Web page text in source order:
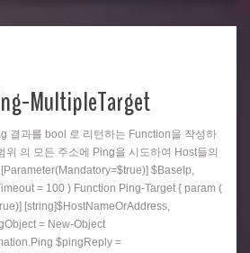
MultipleTarget
결과를 bool 로 리턴하는 Function을 작성하
위 의 모든 주소에 Ping을 시도하여 Host들의
$BaseIp,
= 100 ) Function Ping-Target { param (
[string]$HostNameOrAddress,
= New-Object
$pingReply =